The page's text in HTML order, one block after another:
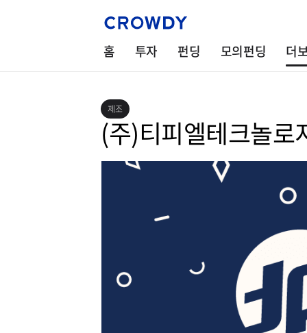
홈 투자 펀딩 모의펀딩 더
제조
(주)티피엘테크놀로